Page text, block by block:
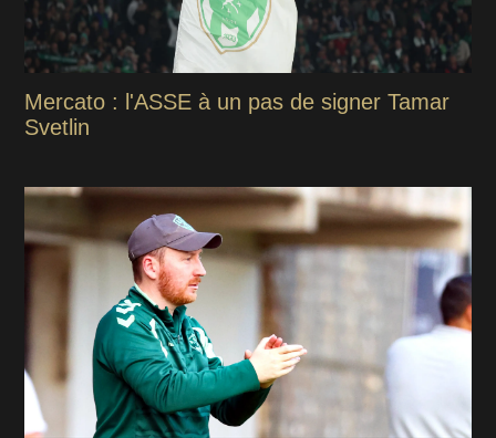
Mercato : l'ASSE à un pas de signer Tamar
Svetlin